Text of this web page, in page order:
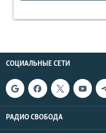
СОЦИАЛЬНЫЕ СЕТИ
РАДИО СВОБОДА